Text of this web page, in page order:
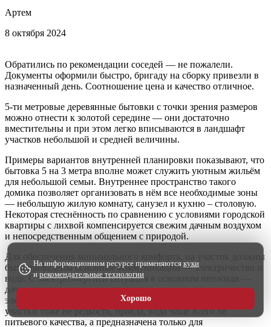
На информационном ресурсе применяются куки
и рекомендательные технологии
Хорошо
Артем
8 октября 2024
Обратились по рекомендации соседей — не пожалели.
Документы оформили быстро, бригаду на сборку привезли в
назначенный день. Соотношение цена и качество отличное.
5-ти метровые деревянные бытовки с точки зрения размеров
можно отнести к золотой середине — они достаточно
вместительны и при этом легко вписываются в ландшафт
участков небольшой и средней величины.
Примеры вариантов внутренней планировки показывают, что
бытовка 5 на 3 метра вполне может служить уютным жильём
для небольшой семьи. Внутреннее пространство такого
домика позволяет организовать в нём все необходимые зоны
— небольшую жилую комнату, санузел и кухню – столовую.
Некоторая стеснённость по сравнению с условиями городской
квартиры с лихвой компенсируется свежим дачным воздухом
и непосредственным общением с природой.
Для обеспечения минимального комфорта, на участок должны
быть проведены основные коммуникации — электричество и
вода. С электроэнергией ситуация в основном неплохая —
дачные и садоводческие товарищества в основном
электрифицированы. Коллективная подача воды на дачные
участки тоже не редкость, правда, вода чаще всего не
питьевого качества, а предназначена только для